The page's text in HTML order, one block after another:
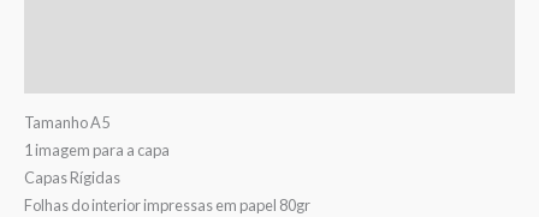
Tamanho A5
1 imagem para a capa
Capas Rígidas
Folhas do interior impressas em papel 80gr